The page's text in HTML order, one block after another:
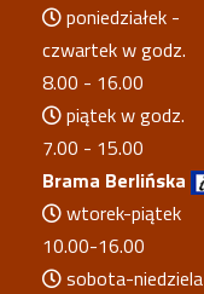
poniedziałek -
czwartek w godz.
8.00 - 16.00
piątek w godz.
7.00 - 15.00
Brama Berlińska
wtorek-piątek
10.00-16.00
sobota-niedziela